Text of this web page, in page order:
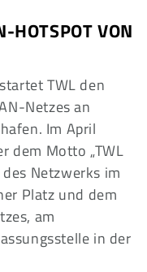
HOTSPOT VON
TWL den
Netzes an
Im April
dem Motto „TWL
Netzwerks im
Platz und dem
am
in der